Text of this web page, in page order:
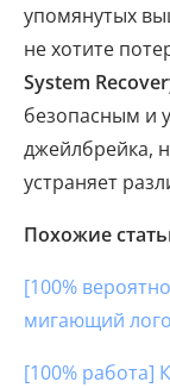
упомянутых
не хотите
System
безопасным и
джейлбрейка,
устраняет
Похожие
[100%
мигающий
[100% работа]